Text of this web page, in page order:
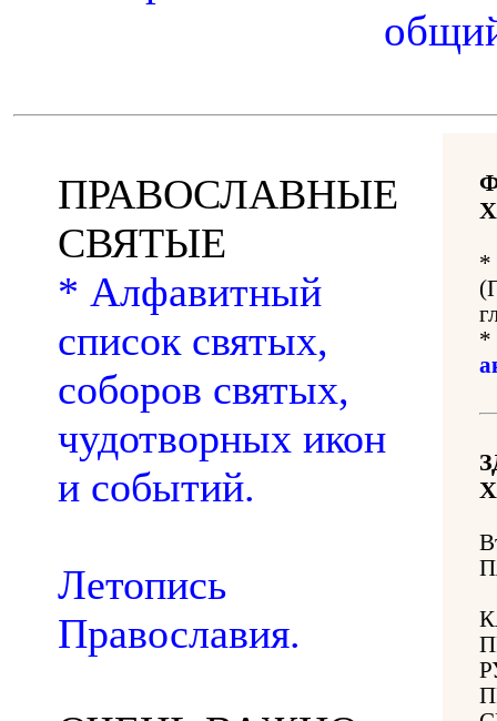
ПРАВОСЛАВНЫЕ
СВЯТЫЕ
* Алфавитный
список святых,
соборов святых,
чудотворных икон
и событий.
Летопись
Православия.
*
*